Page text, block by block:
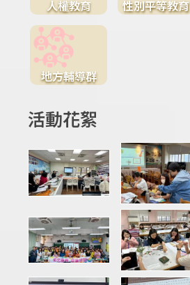
人權教育 性別平等教育
地方輔導群
活動花絮